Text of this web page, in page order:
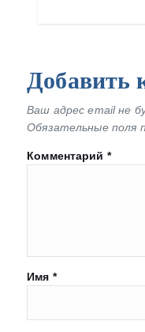
Добавить
Ваш адрес email не
Обязательные поля
Комментарий *
Имя *